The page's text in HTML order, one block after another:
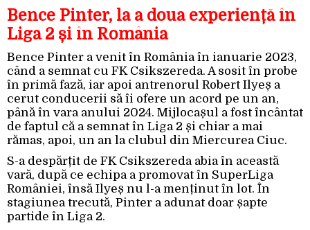
Bence Pinter, la a doua experiență în
Liga 2 și în România
Bence Pinter a venit în România în ianuarie 2023,
când a semnat cu FK Csikszereda. A sosit în probe
în primă fază, iar apoi antrenorul Robert Ilyeș a
cerut conducerii să îi ofere un acord pe un an,
până în vara anului 2024. Mijlocașul a fost încântat
de faptul că a semnat în Liga 2 și chiar a mai
rămas, apoi, un an la clubul din Miercurea Ciuc.
S-a despărțit de FK Csikszereda abia în această
vară, după ce echipa a promovat în SuperLiga
României, însă Ilyeș nu l-a menținut în lot. În
stagiunea trecută, Pinter a adunat doar șapte
partide în Liga 2.